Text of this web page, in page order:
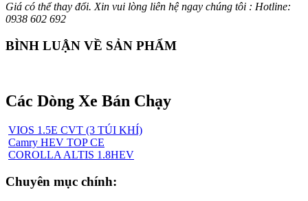
Giá có thể thay đổi. Xin vui lòng liên hệ ngay chúng tôi : Hotline:
0938 602 692
BÌNH LUẬN VỀ SẢN PHẨM
Các Dòng Xe Bán Chạy
VIOS 1.5E CVT (3 TÚI KHÍ)
Camry HEV TOP CE
COROLLA ALTIS 1.8HEV
Chuyên mục chính: